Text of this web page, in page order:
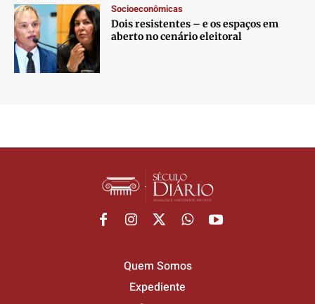
Socioeconômicas
Dois resistentes – e os espaços em
aberto no cenário eleitoral
Quem Somos
Expediente